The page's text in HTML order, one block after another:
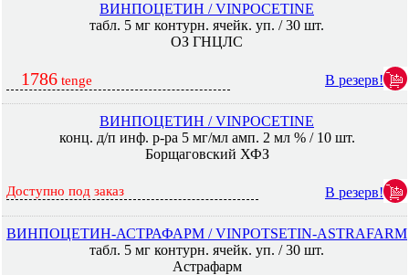
ВИНПОЦЕТИН / VINPOCETINE
табл. 5 мг контурн. ячейк. уп. / 30 шт.
ОЗ ГНЦЛС
1786 tenge В резерв!
ВИНПОЦЕТИН / VINPOCETINE
конц. д/п инф. р-ра 5 мг/мл амп. 2 мл % / 10 шт.
Борщаговский ХФЗ
Доступно под заказ В резерв!
ВИНПОЦЕТИН-АСТРАФАРМ / VINPOTSETIN-ASTRAFARM
табл. 5 мг контурн. ячейк. уп. / 30 шт.
Астрафарм